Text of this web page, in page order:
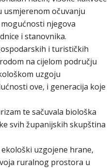
očuvanju
njegova
i stanovnika.
i turističkih
na cijelom području
uzgoju
ove, i generacija koje
te sačuvala biološka
svih županijskih skupština
uzgojene hrane,
ruralnog prostora u